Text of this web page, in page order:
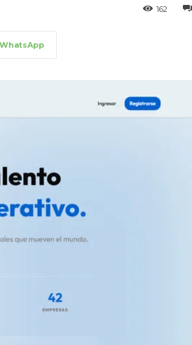
162
WhatsApp